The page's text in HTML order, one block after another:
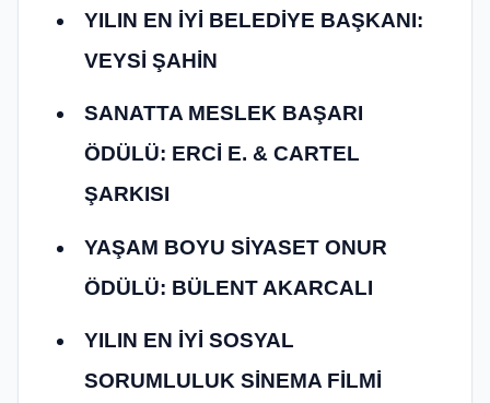
YILIN EN İYİ BELEDİYE BAŞKANI:
VEYSİ ŞAHİN
SANATTA MESLEK BAŞARI
ÖDÜLÜ: ERCİ E. & CARTEL
ŞARKISI
YAŞAM BOYU SİYASET ONUR
ÖDÜLÜ: BÜLENT AKARCALI
YILIN EN İYİ SOSYAL
SORUMLULUK SİNEMA FİLMİ